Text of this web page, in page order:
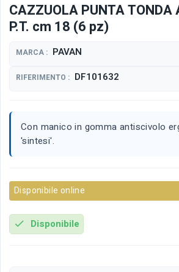
CAZZUOLA PUNTA TONDA
P.T. cm 18 (6 pz)
MARCA : PAVAN
RIFERIMENTO : DF101632
Con manico in gomma antiscivolo
'sintesi'.
Disponibile online
check Disponibile